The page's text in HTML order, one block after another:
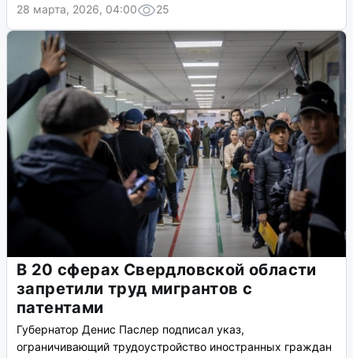
28 марта, 2026, 04:00
25
В 20 сферах Свердловской области
запретили труд мигрантов с
патентами
Губернатор Денис Паслер подписал указ,
ограничивающий трудоустройство иностранных граждан